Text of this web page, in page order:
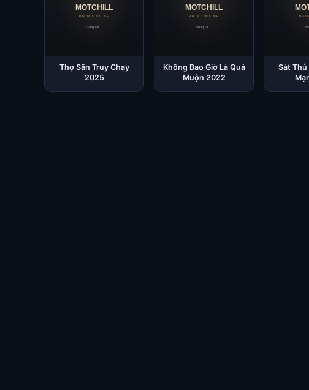
Thợ Săn Truy Chạy
2025
Không Bao Giờ Là Quá
Muộn 2022
Sát Thủ